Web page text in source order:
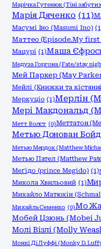
Марічка Гутенюк (Тіні
Марія Дяченко (11)
Масумі Іно (Masumi Ino)
Маттео (Episode.My first
Мацурі (1)Маша
Медуза Горгона (Fate/stay
Мей Паркер (May
Мейлі (Книжки та
Меркуціо (1)Мерлін
Мері Макдональд
Метт Волст (0)Меттатон
Метью Донован
Метью Мердок (Matthew
Метью Пател (Matthew
Меґідо (prince Megido) (1)
Микола Хвильовий (1)
Михайло Матюхін
Михайль Семенко (0)Мо
Мобей Цзюнь (Mobei
Молі Візлі (Molly
Монкі Ді Луффі (Monky D.